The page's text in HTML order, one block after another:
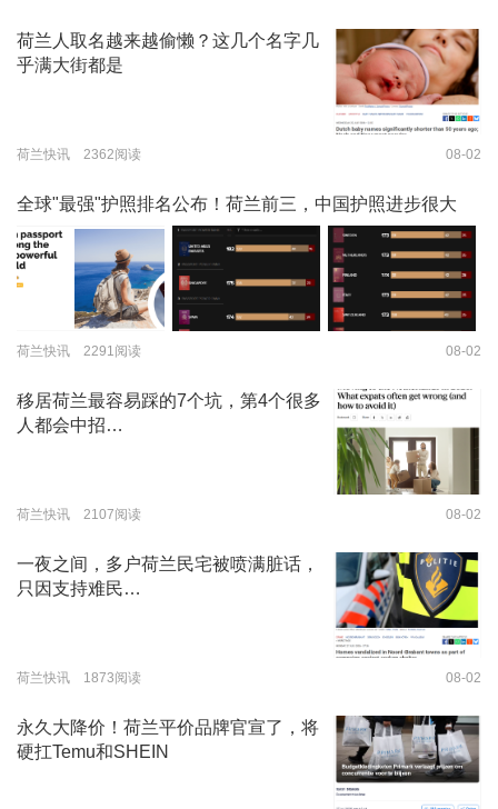
荷兰人取名越来越偷懒？这几个名字几
乎满大街都是
荷兰快讯 2362阅读 08-02
全球"最强"护照排名公布！荷兰前三，中国护照进步很大
荷兰快讯 2291阅读 08-02
移居荷兰最容易踩的7个坑，第4个很多
人都会中招…
荷兰快讯 2107阅读 08-02
一夜之间，多户荷兰民宅被喷满脏话，
只因支持难民…
荷兰快讯 1873阅读 08-02
永久大降价！荷兰平价品牌官宣了，将
硬扛Temu和SHEIN